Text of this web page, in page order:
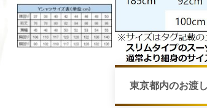
東京都内のお渡